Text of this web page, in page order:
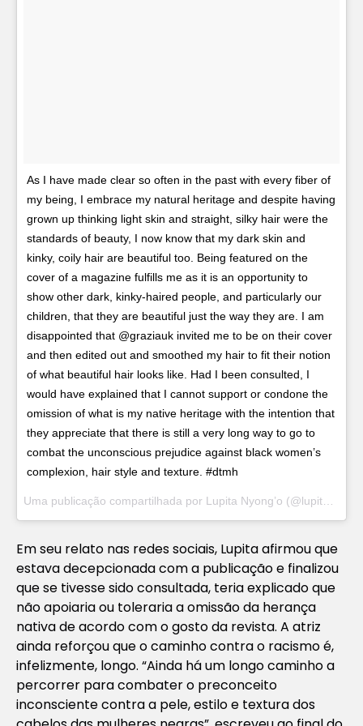
As I have made clear so often in the past with every fiber of
my being, I embrace my natural heritage and despite having
grown up thinking light skin and straight, silky hair were the
standards of beauty, I now know that my dark skin and
kinky, coily hair are beautiful too. Being featured on the
cover of a magazine fulfills me as it is an opportunity to
show other dark, kinky-haired people, and particularly our
children, that they are beautiful just the way they are. I am
disappointed that @graziauk invited me to be on their cover
and then edited out and smoothed my hair to fit their notion
of what beautiful hair looks like. Had I been consulted, I
would have explained that I cannot support or condone the
omission of what is my native heritage with the intention that
they appreciate that there is still a very long way to go to
combat the unconscious prejudice against black women’s
complexion, hair style and texture. #dtmh
Em seu relato nas redes sociais, Lupita afirmou que
estava decepcionada com a publicação e finalizou
que se tivesse sido consultada, teria explicado que
não apoiaria ou toleraria a omissão da herança
nativa de acordo com o gosto da revista. A atriz
ainda reforçou que o caminho contra o racismo é,
infelizmente, longo. “Ainda há um longo caminho a
percorrer para combater o preconceito
inconsciente contra a pele, estilo e textura dos